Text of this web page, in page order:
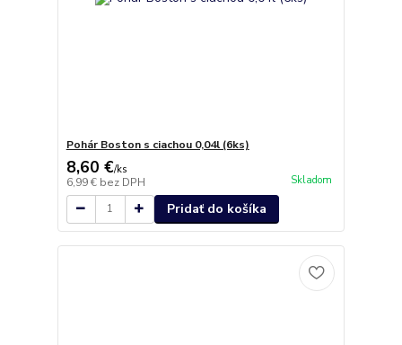
Pohár Boston s ciachou 0,04l (6ks)
8,60 €/ks
6,99 € bez DPH Skladom
Pridať do košíka